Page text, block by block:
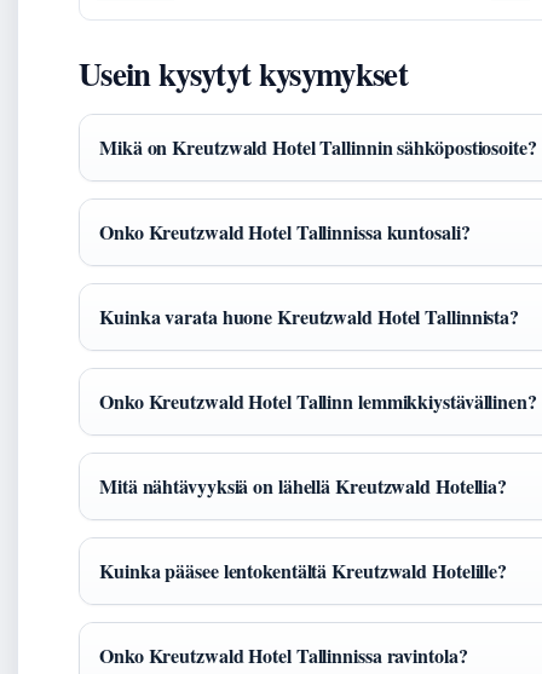
Usein kysytyt kysymykset
Mikä on Kreutzwald Hotel Tallinnin sähköpostiosoite?
Onko Kreutzwald Hotel Tallinnissa kuntosali?
Kuinka varata huone Kreutzwald Hotel Tallinnista?
Onko Kreutzwald Hotel Tallinn lemmikkiystävällinen?
Mitä nähtävyyksiä on lähellä Kreutzwald Hotellia?
Kuinka pääsee lentokentältä Kreutzwald Hotelille?
Onko Kreutzwald Hotel Tallinnissa ravintola?